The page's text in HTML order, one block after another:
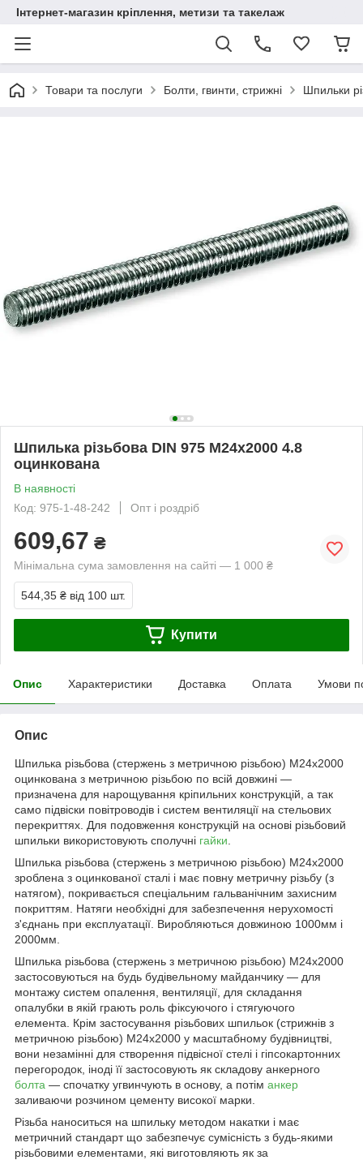
Інтернет-магазин кріплення, метизи та такелаж
Товари та послуги Болти, гвинти, стрижні Шпильки
Шпилька різьбова DIN 975 М24х2000 4.8
оцинкована
В наявності
Код: 975-1-48-242
Опт і роздріб
609,67 ₴
Мінімальна сума замовлення на сайті — 1 000 ₴
544,35 ₴ від 100 шт.
Купити
Опис Характеристики Доставка Оплата Умови
Опис
Шпилька різьбова (стержень з метричною різьбою) М24х2000
оцинкована з метричною різьбою по всій довжині ―
призначена для нарощування кріпильних конструкцій, а так
само підвіски повітроводів і систем вентиляції на стельових
перекриттях. Для подовження конструкцій на основі різьбовий
шпильки використовують сполучні гайки
Шпилька різьбова (стержень з метричною різьбою) М24х2000
зроблена з оцинкованої сталі і має повну метричну різьбу (з
натягом), покривається спеціальним гальванічним захисним
покриттям. Натяги необхідні для забезпечення нерухомості
з'єднань при експлуатації. Виробляються довжиною 1000мм і
2000мм.
Шпилька різьбова (стержень з метричною різьбою) М24х2000
застосовуються на будь будівельному майданчику ― для
монтажу систем опалення, вентиляції, для складання
опалубки в якій грають роль фіксуючого і стягуючого
елемента. Крім застосування різьбових шпильок (стрижнів з
метричною різьбою) М24х2000 у масштабному будівництві,
вони незамінні для створення підвісної стелі і гіпсокартонних
перегородок, іноді її застосовують як складову анкерного
болта ― спочатку угвинчують в основу, а потім анкер
заливаючи розчином цементу високої марки.
Різьба наноситься на шпильку методом накатки і має
метричний стандарт що забезпечує сумісність з будь-якими
різьбовими елементами, які виготовляють як за